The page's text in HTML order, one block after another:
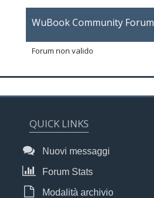
WuBook Community Forum
Forum non valido
QUICK LINKS
Nuovi messaggi
Forum Stats
Modalità archivio